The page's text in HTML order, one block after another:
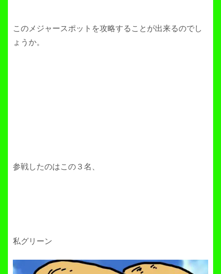
このメジャースポットを攻略することが出来るのでし
ょうか。
参戦したのはこの３名、
私グリーン